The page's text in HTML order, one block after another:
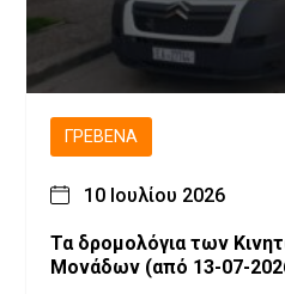
ΓΡΕΒΕΝΆ
10 Ιουλίου 2026
Τα δρομολόγια των
Μονάδων (από 13-07-